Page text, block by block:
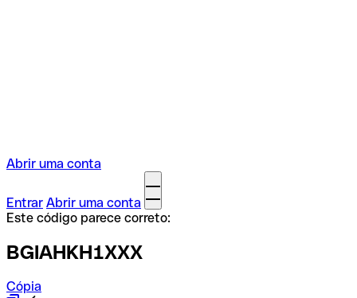
Abrir uma conta
Entrar Abrir uma conta
Este código parece correto:
BGIAHKH1XXX
Cópia